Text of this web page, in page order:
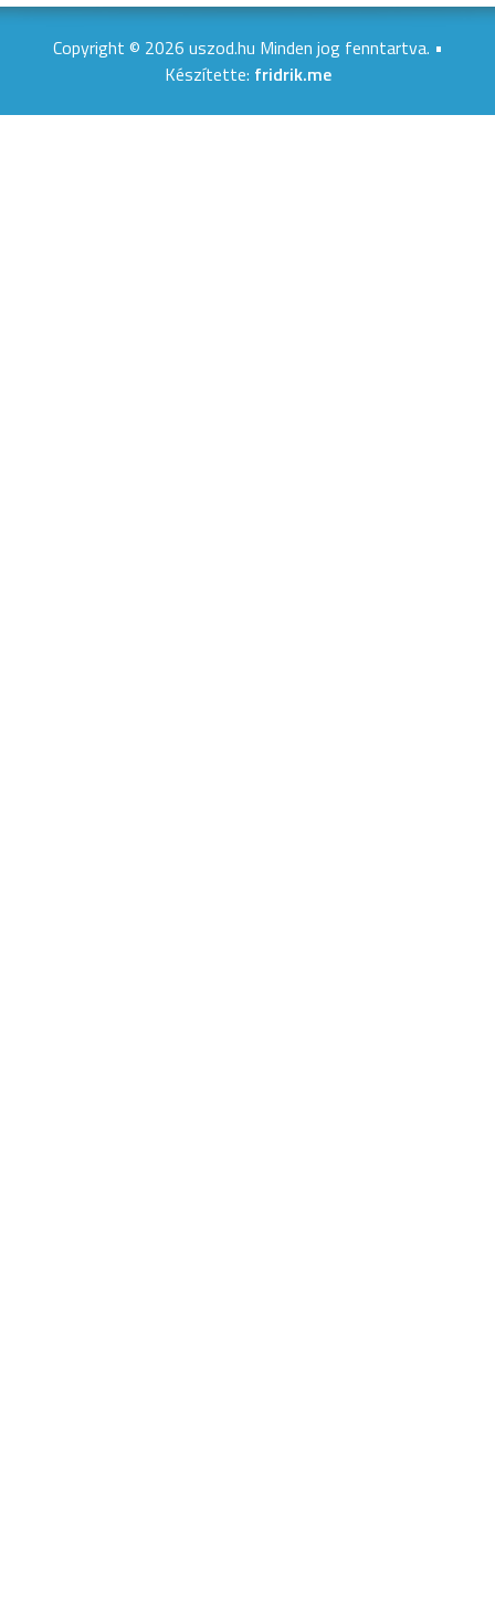
Copyright © 2026 uszod.hu Minden jog fenntartva. •
Készítette: fridrik.me